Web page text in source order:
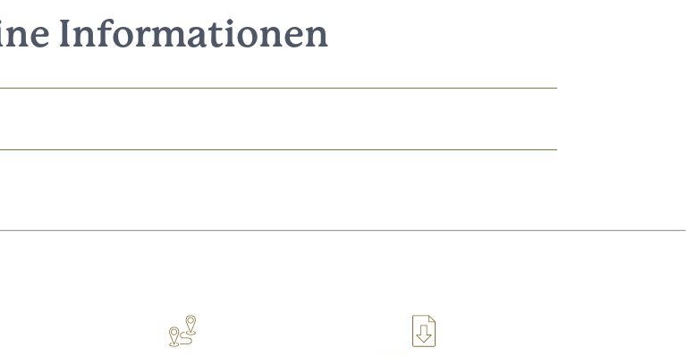
Informationen